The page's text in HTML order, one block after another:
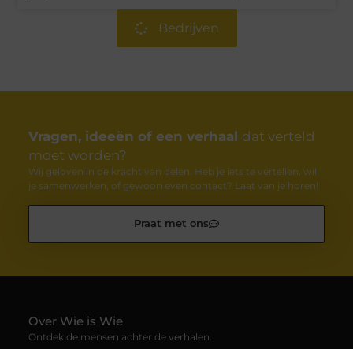
Bedrijven
Vragen, ideeën of een verhaal dat verteld
moet worden?
Wij geloven in de kracht van delen. Heb je iets te vertellen, wil
je samenwerken, of gewoon even contact? Laat van je horen!
Praat met ons
Over Wie is Wie
Ontdek de mensen achter de verhalen.